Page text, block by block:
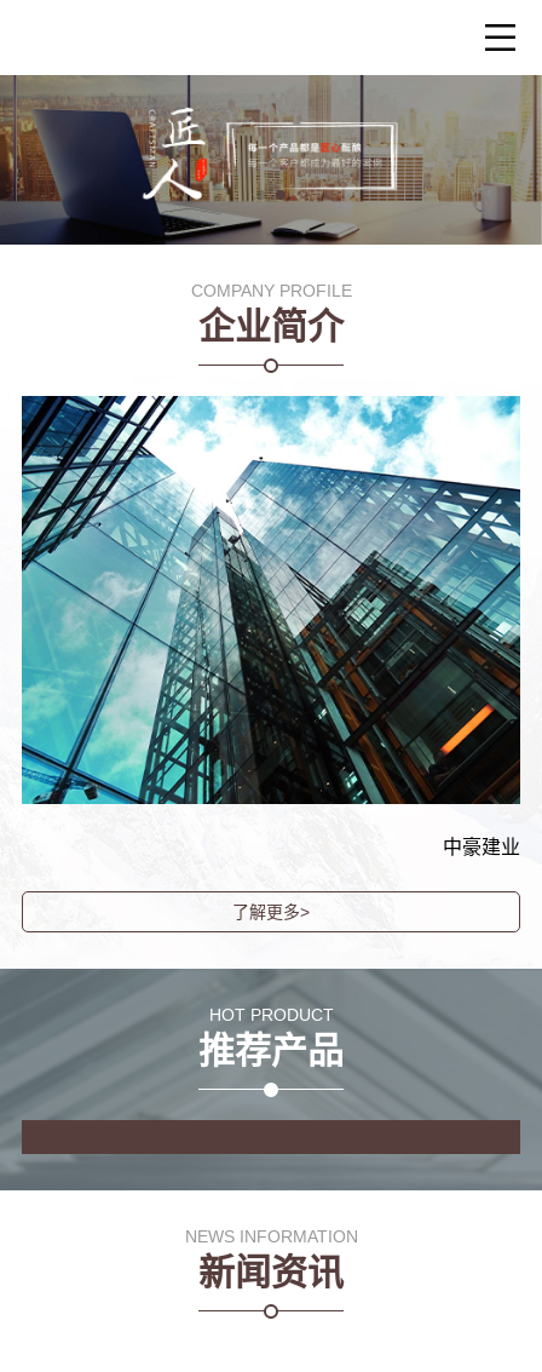
COMPANY PROFILE
企业简介
中豪建业
了解更多>
HOT PRODUCT
推荐产品
NEWS INFORMATION
新闻资讯